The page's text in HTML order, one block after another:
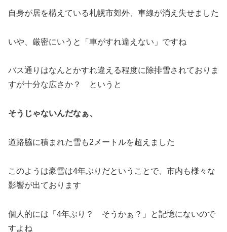
自身が居を構えている札幌市郊外、車線が消え失せました
いや、厳密にいうと「車がすれ違えない」ですね
バス通りはなんとかすれ違える程度に除排雪されておりま
すが十分な広さか？ というと
そうじゃないんだなぁ、
道路脇に積まれた雪も2メートルを超えました
このようは豪雪は4年ぶりだということで、市内も様々な
影響が出ております
個人的には「4年ぶり？ そうかぁ？」と記憶にないので
すよね